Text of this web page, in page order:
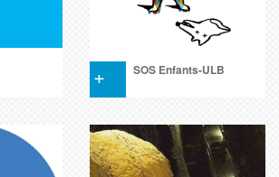
+ SOS Enfants-ULB